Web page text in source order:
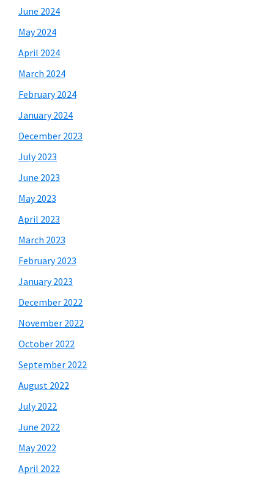
June 2024
May 2024
April 2024
March 2024
February 2024
January 2024
December 2023
July 2023
June 2023
May 2023
April 2023
March 2023
February 2023
January 2023
December 2022
November 2022
October 2022
September 2022
August 2022
July 2022
June 2022
May 2022
April 2022